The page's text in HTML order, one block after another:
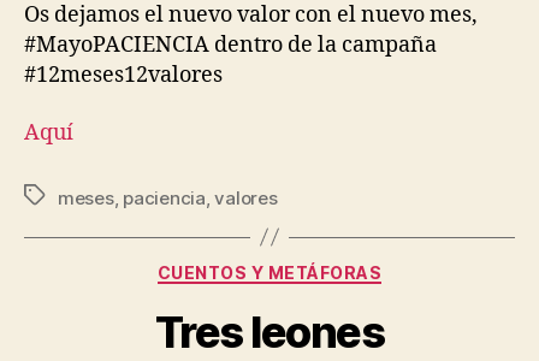
Os dejamos el nuevo valor con el nuevo mes,
#MayoPACIENCIA dentro de la campaña
#12meses12valores
Aquí
meses, paciencia,valores
CUENTOS Y METÁFORAS
Tres leones